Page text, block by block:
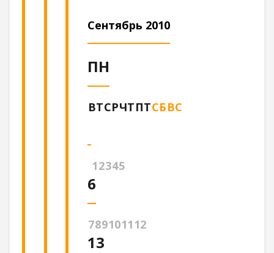
Сентябрь 2010
ПН
ВТСРЧТПТСБВС
12345
6
789101112
13